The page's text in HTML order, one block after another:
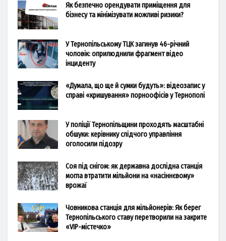
Як безпечно орендувати приміщення для
бізнесу та мінімізувати можливі ризики?
У Тернопільському ТЦК загинув 46-річний
чоловік: оприлюднили фрагмент відео
інциденту
«Думала, що ще й сумки будуть»: відеозапис у
справі «кришування» порноофісів у Тернополі
У поліції Тернопільщини проходять масштабні
обшуки: керівнику слідчого управління
оголосили підозру
Соя під снігом: як державна дослідна станція
могла втратити мільйони на «насіннєвому»
врожаї
Човникова станція для мільйонерів: Як берег
Тернопільського ставу перетворили на закрите
«VIP-містечко»